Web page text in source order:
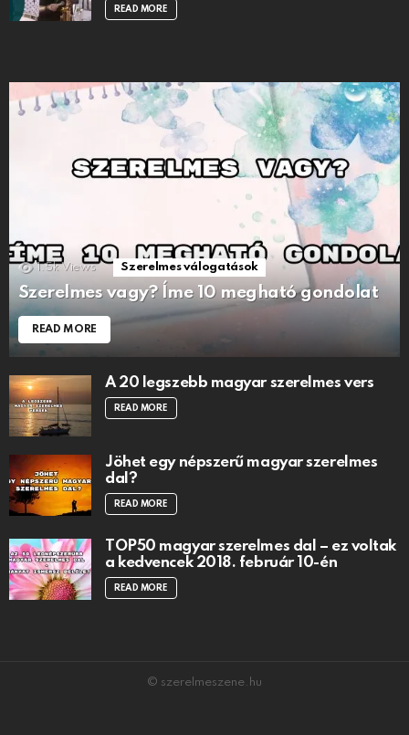
READ MORE
1.5k Views Szerelmes válogatások
Szerelmes vagy? Íme 10 megható gondolat
READ MORE
A 20 legszebb magyar szerelmes vers
READ MORE
Jöhet egy népszerű magyar szerelmes
dal?
READ MORE
TOP50 magyar szerelmes dal – ez voltak
a kedvencek 2018. február 10-én
READ MORE
© szerelmeszene.hu